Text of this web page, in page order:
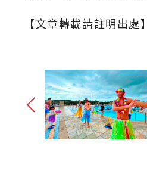
【文章轉載請註明出處】